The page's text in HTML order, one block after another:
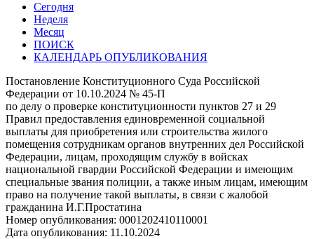
Сегодня
Неделя
Месяц
ПОИСК
КАЛЕНДАРЬ ОПУБЛИКОВАНИЯ
Постановление Конституционного Суда Российской
Федерации от 10.10.2024 № 45-П
по делу о проверке конституционности пунктов 27 и 29
Правил предоставления единовременной социальной
выплаты для приобретения или строительства жилого
помещения сотрудникам органов внутренних дел Российской
Федерации, лицам, проходящим службу в войсках
национальной гвардии Российской Федерации и имеющим
специальные звания полиции, а также иным лицам, имеющим
право на получение такой выплаты, в связи с жалобой
гражданина И.Г.Простатина
Номер опубликования: 0001202410110001
Дата опубликования: 11.10.2024